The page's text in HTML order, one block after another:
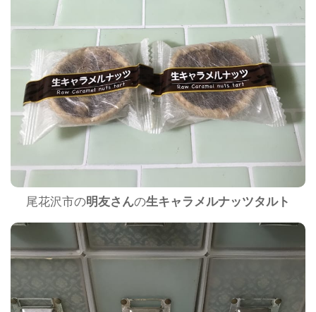
尾花沢市の明友さんの生キャラメルナッツタルト